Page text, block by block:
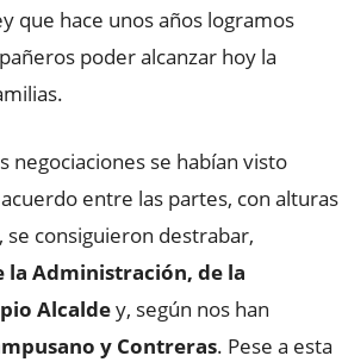
que hace unos años logramos
poder alcanzar hoy la
negociaciones se habían visto
entre las partes, con alturas
consiguieron destrabar,
la Administración, de la
Alcaldey, según nos han
y Contreras. Pese a esta